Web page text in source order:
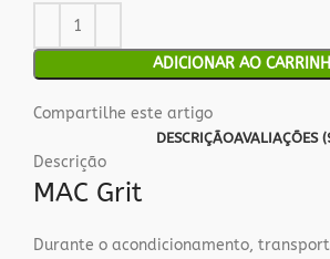
ADICIONAR AO
Compartilhe este artigo
DESCRIÇÃOAVALIAÇÕES
Descrição
MAC Grit
Durante o acondicionamento,